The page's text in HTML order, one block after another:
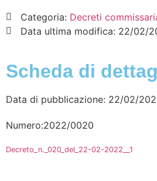
Categoria: Decreti
Data ultima modifica: 22/02/
Scheda di
Data di pubblicazione: 22/02/
Numero:2022/0020
Decreto_n._020_del_22-02-2022__1